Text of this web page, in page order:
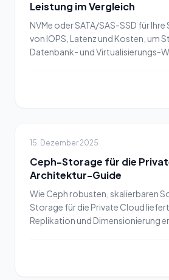
Leistung im Vergleich
NVMe oder SATA/SAS-SSD für Ihre
von IOPS, Latenz und Kosten, um
Datenbank- und Virtualisierungs-
15. Dezember 2025
Ceph-Storage für die
Architektur-Guide
Wie Ceph robusten, skalierbaren
Storage für die Private Cloud
Replikation und Dimensionierung